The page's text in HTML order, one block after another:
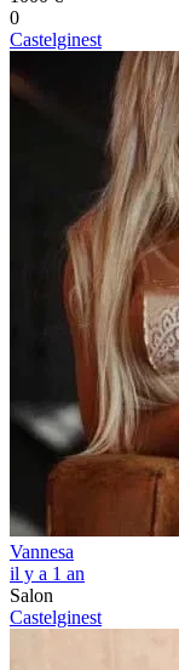
0
Castelginest
Vannesa
il y a 1 an
Salon
Castelginest